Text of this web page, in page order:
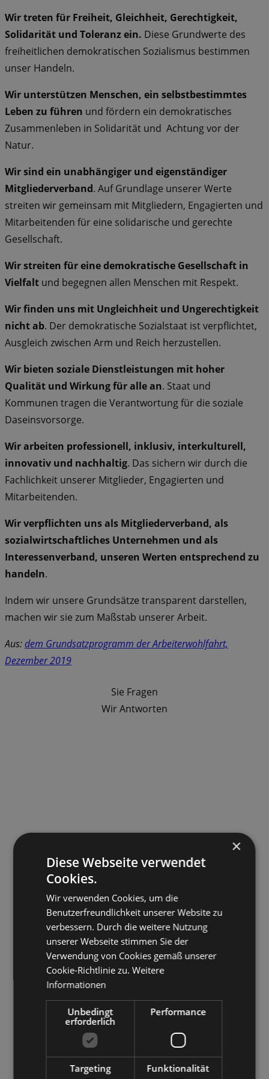
Wir treten für Freiheit, Gleichheit, Gerechtigkeit,
Solidarität und Toleranz ein. Diese Grundwerte des
freiheitlichen demokratischen Sozialismus bestimmen
unser Handeln.
Wir unterstützen Menschen, ein selbstbestimmtes
Leben zu führen und fördern ein demokratisches
Zusammenleben in Solidarität und Achtung vor der
Natur.
Wir sind ein unabhängiger und eigenständiger
Mitgliederverband. Auf Grundlage unserer Werte
streiten wir gemeinsam mit Mitgliedern, Engagierten und
Mitarbeitenden für eine solidarische und gerechte
Gesellschaft.
Wir streiten für eine demokratische Gesellschaft in
Vielfalt und begegnen allen Menschen mit Respekt.
Wir finden uns mit Ungleichheit und Ungerechtigkeit
nicht ab. Der demokratische Sozialstaat ist verpflichtet,
Ausgleich zwischen Arm und Reich herzustellen.
Wir bieten soziale Dienstleistungen mit hoher
Qualität und Wirkung für alle an. Staat und
Kommunen tragen die Verantwortung für die soziale
Daseinsvorsorge.
Wir arbeiten professionell, inklusiv, interkulturell,
innovativ und nachhaltig. Das sichern wir durch die
Fachlichkeit unserer Mitglieder, Engagierten und
Mitarbeitenden.
Wir verpflichten uns als Mitgliederverband, als
sozialwirtschaftliches Unternehmen und als
Interessenverband, unseren Werten entsprechend zu
handeln.
Indem wir unsere Grundsätze transparent darstellen,
machen wir sie zum Maßstab unserer Arbeit.
Aus: dem Grundsatzprogramm der Arbeiterwohlfahrt,
Dezember 2019
Sie Fragen
Wir Antworten
×
Diese Webseite verwendet
Cookies.
Wir verwenden Cookies, um die
Benutzerfreundlichkeit unserer Website zu
verbessern. Durch die weitere Nutzung
unserer Webseite stimmen Sie der
Verwendung von Cookies gemäß unserer
Cookie-Richtlinie zu.Weitere
Informationen
Unbedingt
erforderlich
Performance
Targeting Funktionalität